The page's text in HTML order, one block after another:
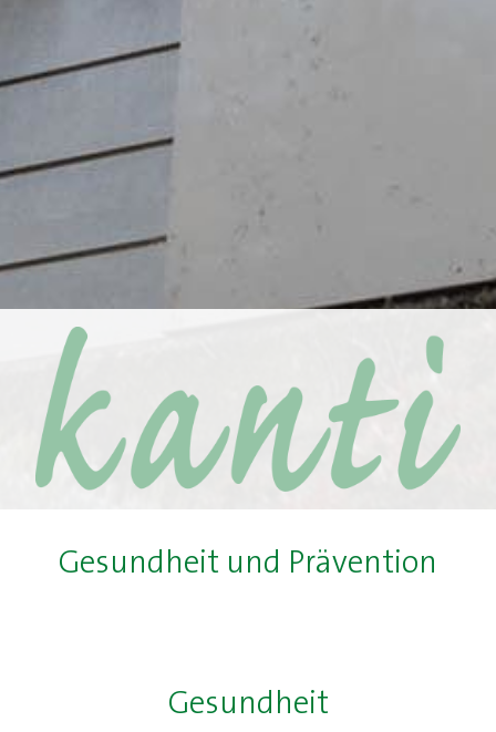
Gesundheit und Prävention
Gesundheit